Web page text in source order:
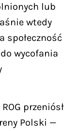
lub
wtedy
społeczność
wycofania
przeniósł
Polski —